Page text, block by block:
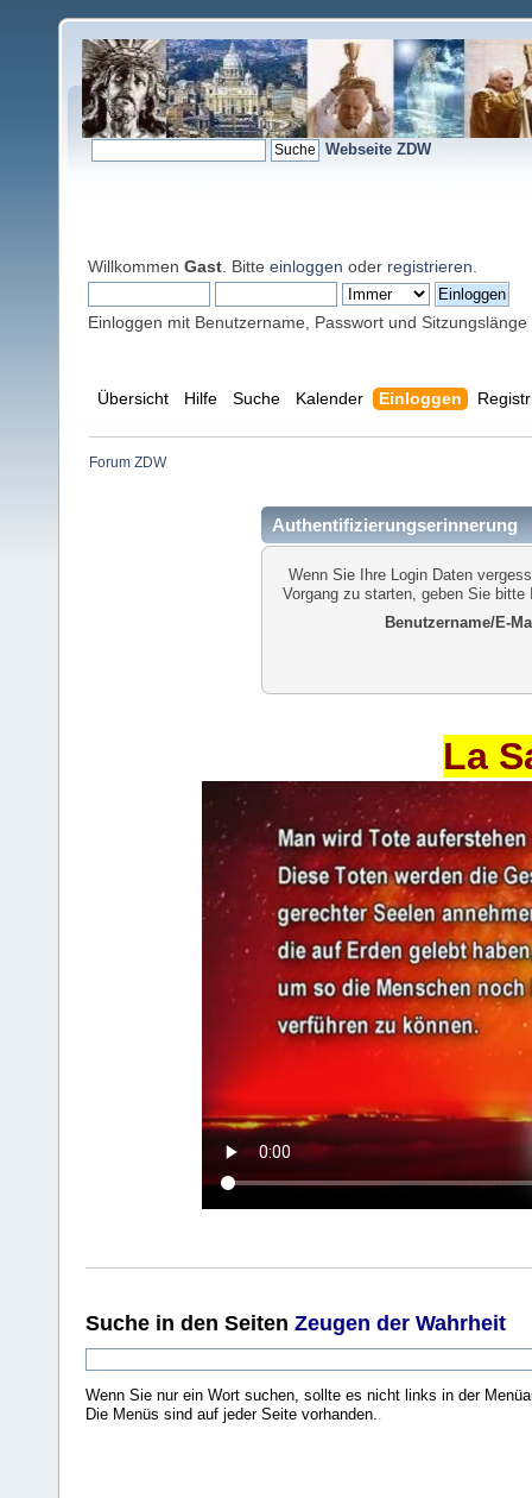
Webseite ZDW
Willkommen Gast . Bitte einloggen oder registrieren
Einloggen mit Benutzername, Passwort und Sitzungslänge
Übersicht Hilfe Suche Kalender Einloggen
Forum ZDW
Authentifizierungserinnerung
Wenn Sie Ihre Login Daten
Vorgang zu starten, geben Sie
Benutzername/E-
La
Suche in den Seiten Zeugen der Wahrheit
Wenn Sie nur ein Wort suchen, sollte es nicht links in der
Die Menüs sind auf jeder Seite vorhanden..